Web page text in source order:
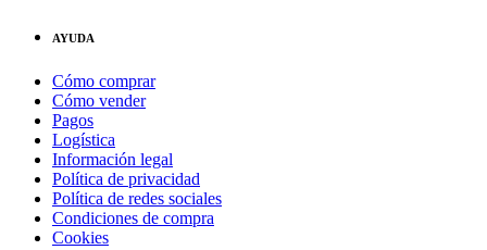
AYUDA
Cómo comprar
Cómo vender
Pagos
Logística
Información legal
Política de privacidad
Política de redes sociales
Condiciones de compra
Cookies